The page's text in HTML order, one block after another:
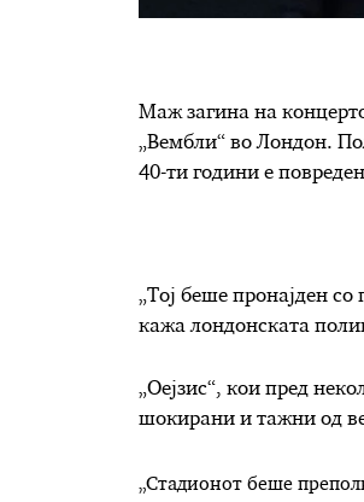
Маж загина на
„Вембли“ во Лондон.
40-ти години е
„Тој беше пронајден со
кажа лондонската
„Оејзис“, кои пред
шокирани и тажни од
„Стадионот беше